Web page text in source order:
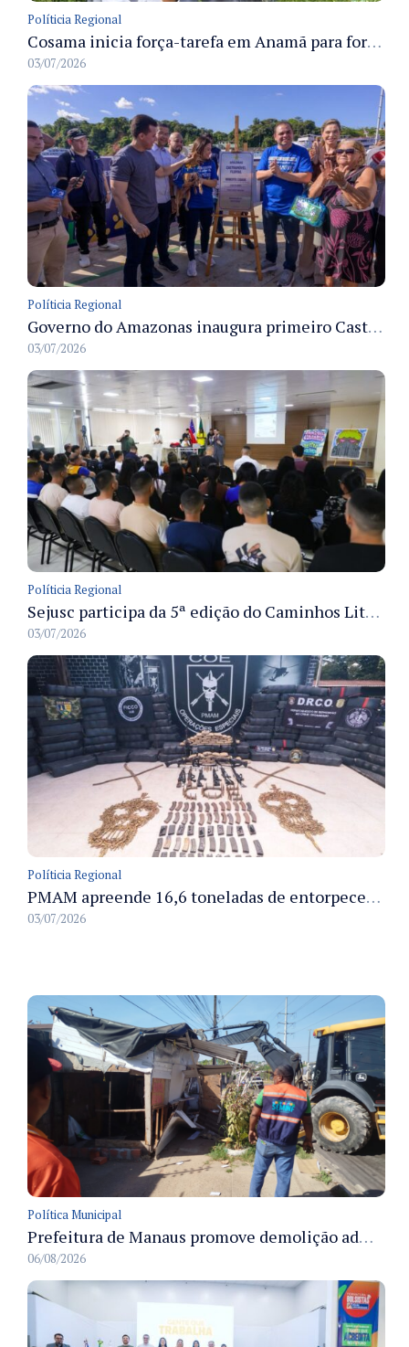
Políticia Regional
Cosama inicia força-tarefa em Anamã para fortalecer abastecimento de água e segurança hídrica da população
03/07/2026
Políticia Regional
Governo do Amazonas inaugura primeiro Castramóvel Fluvial para atendimento veterinário às comunidades ribeirinhas e castração gratuita
03/07/2026
Políticia Regional
Sejusc participa da 5ª edição do Caminhos Literários com foco na cultura hip-hop nas unidades socioeducativas
03/07/2026
Políticia Regional
PMAM apreende 16,6 toneladas de entorpecentes e registra aumento nas prisões em flagrante e nas capturas de foragidos no primeiro semestre de 2026
03/07/2026
Política Municipal
Prefeitura de Manaus promove demolição administrativa de cinco estruturas que ocupavam calçada pública
06/08/2026